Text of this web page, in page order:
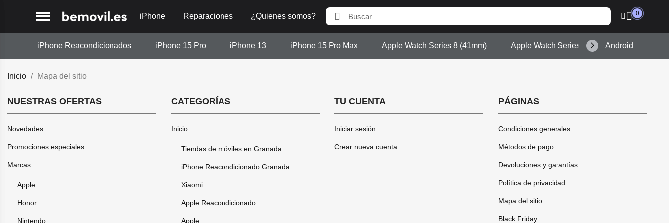
iPhone Reparaciones ¿Quienes somos? 0
iPhone Reacondicionados iPhone 15 Pro iPhone 13 iPhone 15 Pro Max Apple Watch Series 8 (41mm) Apple Watch Series 9 (45mm)Android
Inicio Mapa del sitio
NUESTRAS OFERTAS
Novedades
Promociones especiales
Marcas
Apple
Honor
Nintendo
CATEGORÍAS
Inicio
Tiendas de móviles en Granada
iPhone Reacondicionado Granada
Xiaomi
Apple Reacondicionado
Apple
TU CUENTA
Iniciar sesión
Crear nueva cuenta
PÁGINAS
Condiciones generales
Métodos de pago
Devoluciones y garantías
Política de privacidad
Mapa del sitio
Black Friday